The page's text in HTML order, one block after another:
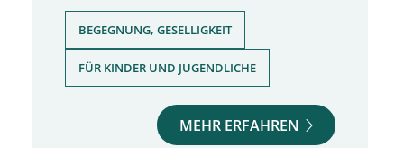
BEGEGNUNG, GESELLIGKEIT
FÜR KINDER UND JUGENDLICHE
MEHR ERFAHREN